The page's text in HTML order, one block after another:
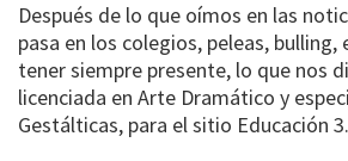
Después de lo que oímos en las
pasa en los colegios, peleas,
tener siempre presente, lo que nos
licenciada en Arte Dramático y
Gestálticas, para el sitio Educación